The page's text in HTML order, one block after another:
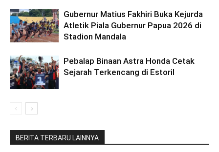
Gubernur Matius Fakhiri Buka Kejurda
Atletik Piala Gubernur Papua 2026 di
Stadion Mandala
Pebalap Binaan Astra Honda Cetak
Sejarah Terkencang di Estoril
BERITA TERBARU LAINNYA